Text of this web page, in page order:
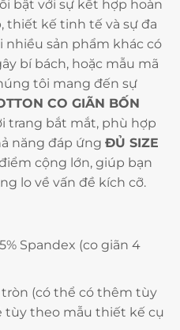
bật với sự kết hợp hoàn
thiết kế tinh tế và sự đa
nhiều sản phẩm khác có
bí bách, hoặc mẫu mã
tôi mang đến sự
CO GIÃN BỐN
trang bắt mắt, phù hợp
năng đáp ứng ĐỦ SIZE
cộng lớn, giúp bạn
lo về vấn đề kích cỡ.
Spandex (co giãn 4
(có thể có thêm tùy
tùy theo mẫu thiết kế cụ